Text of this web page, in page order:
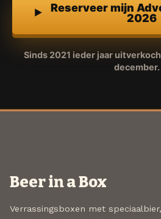
Reserveer mijn
2026
Sinds 2021 ieder jaar
december.
Beer in a Box
Verrassingsboxen met